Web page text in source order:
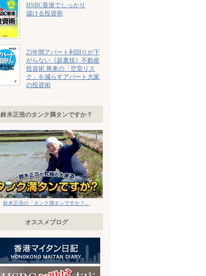
HSBC香港でしっかり
儲ける投資術
25年間アパート利回りが下
がらない《超裏技》不動産
投資術 将来の「空室リス
ク」を減らすアパート大家
の投資術
鈴木正浩のタンク満タンですか？
鈴木正浩の「タンク満タンですか？」
オススメブログ